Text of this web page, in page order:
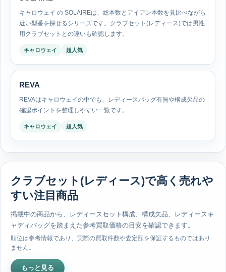
キャロウェイ の SOLAIREは、総本数とアイアン本数を見比べながら
近い型番を探せるシリーズです。クラブセット(レディース)では男性
用クラブセットとの違いも確認します。
キャロウェイ 超人気
REVA
REVAはキャロウェイの中でも、レディースバッグ有無や構成欠品の
確認ポイントを整理しやすい一覧です。
キャロウェイ 超人気
クラブセット(レディース)で高く売れや
すい注目商品
掲載中の商品から、レディースセット構成、構成欠品、レディースキ
ャディバッグを踏まえた参考買取価格の目安を確認できます。
順位は参考情報であり、実際の買取件数や査定額を保証するものではあり
ません。
もっと見る